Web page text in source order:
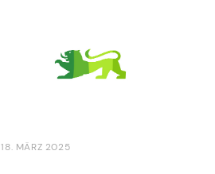
MÄRZ 2025